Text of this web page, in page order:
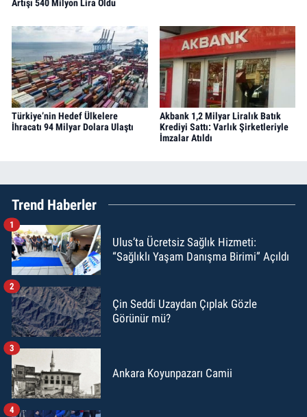
Artışı 540 Milyon Lira Oldu
Türkiye’nin Hedef Ülkelere
İhracatı 94 Milyar Dolara Ulaştı
Akbank 1,2 Milyar Liralık Batık
Krediyi Sattı: Varlık Şirketleriyle
İmzalar Atıldı
Trend Haberler
Ulus’ta Ücretsiz Sağlık Hizmeti:
“Sağlıklı Yaşam Danışma Birimi” Açıldı
1
Çin Seddi Uzaydan Çıplak Gözle
Görünür mü?
2
Ankara Koyunpazarı Camii
3
4